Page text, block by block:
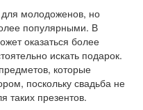
молодоженов, но
популярными. В
оказаться более
искать подарок.
которые
поскольку свадьба не
таких презентов.